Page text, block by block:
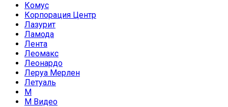
Комус
Корпорация Центр
Лазурит
Ламода
Лента
Леомакс
Леонардо
Леруа Мерлен
Летуаль
М
М Видео